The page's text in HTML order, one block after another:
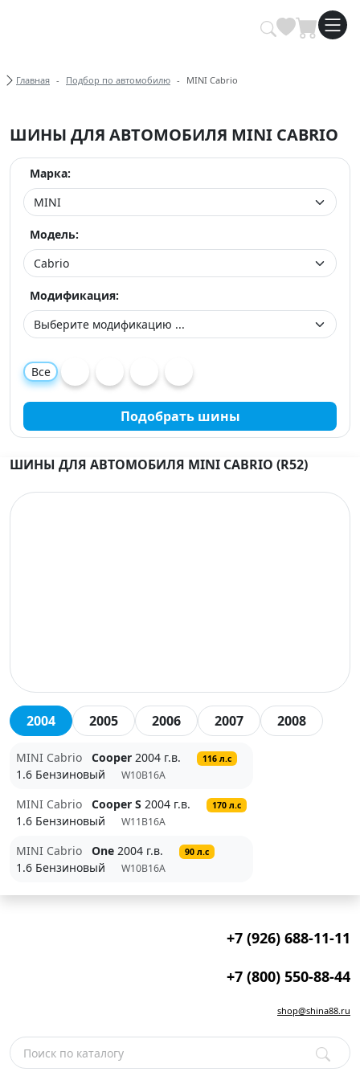
Купить автомобильные шины
Хлебные крошки
Главная Подбор по автомобилю MINI Cabrio
ШИНЫ ДЛЯ АВТОМОБИЛЯ MINI CABRIO
Марка:
Модель:
Модификация:
Все
Подобрать шины
ШИНЫ ДЛЯ АВТОМОБИЛЯ MINI CABRIO (R52)
2004 2005 2006 2007 2008
MINI Cabrio Cooper 2004 г.в. 116 л.с
1.6 Бензиновый W10B16A
MINI Cabrio Cooper S 2004 г.в. 170 л.с
1.6 Бензиновый W11B16A
MINI Cabrio One 2004 г.в. 90 л.с
1.6 Бензиновый W10B16A
+7 (926) 688-11-11
+7 (800) 550-88-44
shop@shina88.ru